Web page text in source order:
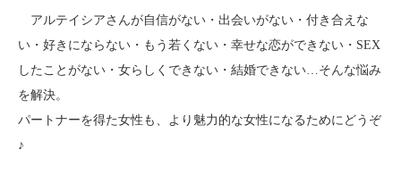
アルテイシアさんが自信がない・出会いがない・付き合えな
い・好きにならない・もう若くない・幸せな恋ができない・SEX
したことがない・女らしくできない・結婚できない…そんな悩み
を解決。
パートナーを得た女性も、より魅力的な女性になるためにどうぞ
♪